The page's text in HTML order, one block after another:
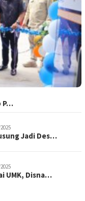
P…
Jadi Des…
UMK, Disna…